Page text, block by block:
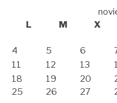
L
M X
4
5 6
11
12 13
18
19 20
25
26 27